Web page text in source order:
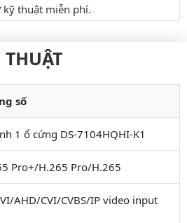
kỹ thuật miễn phí.
số
1 ổ cứng DS-7104HQHI-K1
Pro+/H.265 Pro/H.265
AHD/CVI/CVBS/IP video input